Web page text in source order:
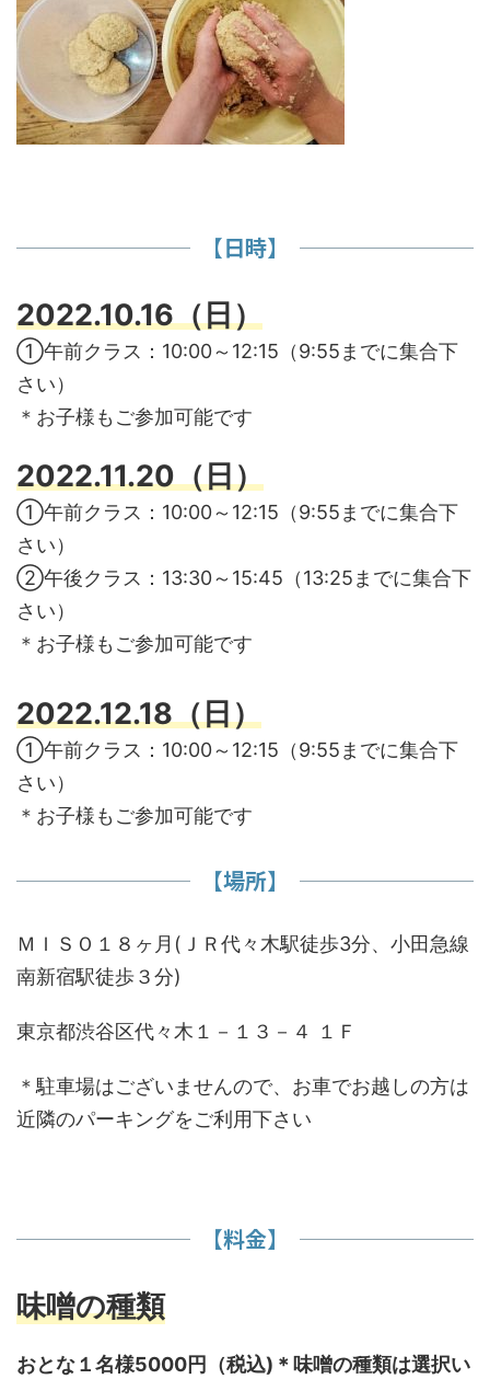
【日時】
2022.10.16（日）
①午前クラス：10:00～12:15（9:55までに集合下
さい）
＊お子様もご参加可能です
2022.11.20（日）
①午前クラス：10:00～12:15（9:55までに集合下
さい）
②午後クラス：13:30～15:45（13:25までに集合下
さい）
＊お子様もご参加可能です
2022.12.18（日）
①午前クラス：10:00～12:15（9:55までに集合下
さい）
＊お子様もご参加可能です
【場所】
ＭＩＳＯ１８ヶ月(ＪＲ代々木駅徒歩3分、小田急線
南新宿駅徒歩３分)
東京都渋谷区代々木１－１３－４ １Ｆ
＊駐車場はございませんので、お車でお越しの方は
近隣のパーキングをご利用下さい
【料金】
味噌の種類
おとな１名様5000円（税込)＊味噌の種類は選択い